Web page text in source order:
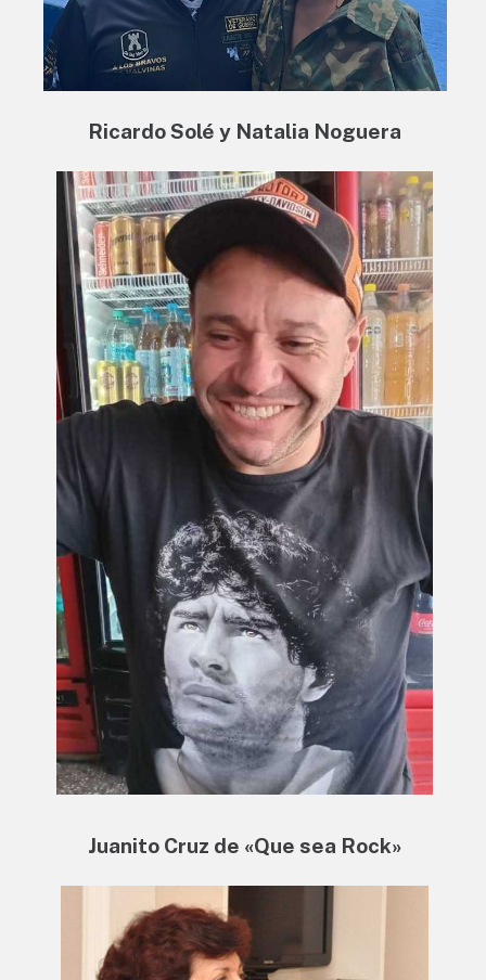
Ricardo Solé y Natalia Noguera
Juanito Cruz de «Que sea Rock»